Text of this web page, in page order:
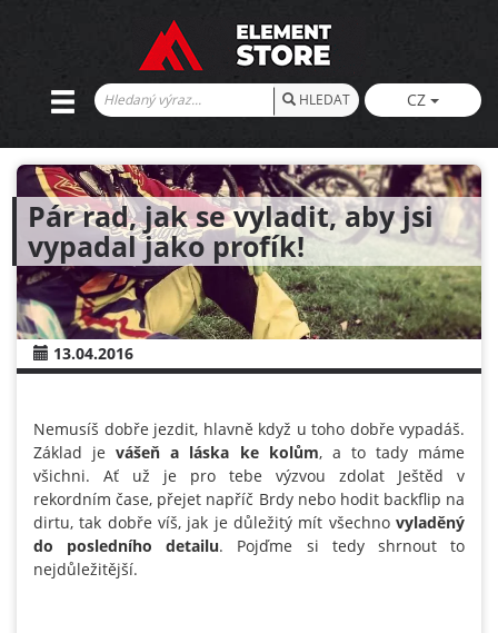
HLEDAT CZ
Pár rad, jak se vyladit, aby jsi
vypadal jako profík!
13.04.2016
Nemusíš dobře jezdit, hlavně když u toho dobře vypadáš.
Základ jevášeň a láska ke kolům, a to tady máme
všichni. Ať už je pro tebe výzvou zdolat Ještěd v
rekordním čase, přejet napříč Brdy nebo hodit backflip na
dirtu, tak dobře víš, jak je důležitý mít všechno vyladěný
do posledního detailu. Pojďme si tedy shrnout to
nejdůležitější.